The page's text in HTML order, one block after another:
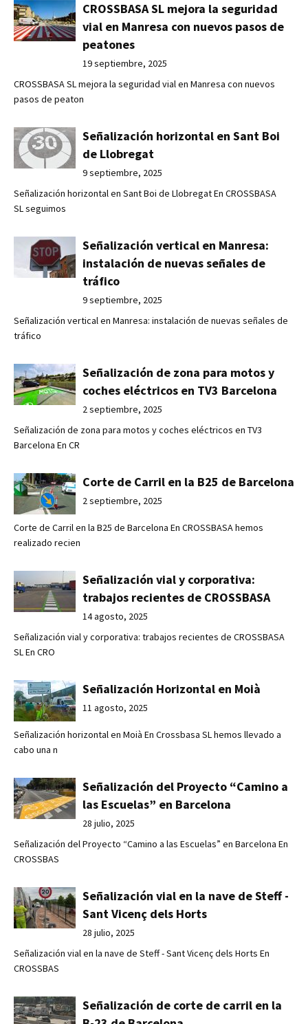
CROSSBASA SL mejora la seguridad
vial en Manresa con nuevos pasos de
peatones
19 septiembre, 2025
CROSSBASA SL mejora la seguridad vial en Manresa con nuevos
pasos de peaton
Señalización horizontal en Sant Boi
de Llobregat
9 septiembre, 2025
Señalización horizontal en Sant Boi de Llobregat En CROSSBASA
SL seguimos
Señalización vertical en Manresa:
instalación de nuevas señales de
tráfico
9 septiembre, 2025
Señalización vertical en Manresa: instalación de nuevas señales de
tráfico
Señalización de zona para motos y
coches eléctricos en TV3 Barcelona
2 septiembre, 2025
Señalización de zona para motos y coches eléctricos en TV3
Barcelona En CR
Corte de Carril en la B25 de Barcelona
2 septiembre, 2025
Corte de Carril en la B25 de Barcelona En CROSSBASA hemos
realizado recien
Señalización vial y corporativa:
trabajos recientes de CROSSBASA
14 agosto, 2025
Señalización vial y corporativa: trabajos recientes de CROSSBASA
SL En CRO
Señalización Horizontal en Moià
11 agosto, 2025
Señalización horizontal en Moià En Crossbasa SL hemos llevado a
cabo una n
Señalización del Proyecto “Camino a
las Escuelas” en Barcelona
28 julio, 2025
Señalización del Proyecto “Camino a las Escuelas” en Barcelona En
CROSSBAS
Señalización vial en la nave de Steff -
Sant Vicenç dels Horts
28 julio, 2025
Señalización vial en la nave de Steff - Sant Vicenç dels Horts En
CROSSBAS
Señalización de corte de carril en la